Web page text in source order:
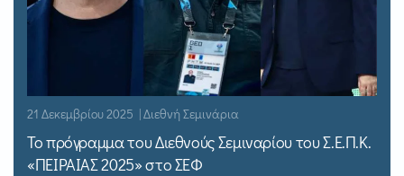
21 Δεκεμβρίου 2025 | Διεθνή Σεμινάρια
Το πρόγραμμα του Διεθνούς Σεμιναρίου του Σ.Ε.Π.Κ.
«ΠΕΙΡΑΙΑΣ 2025» στο ΣΕΦ